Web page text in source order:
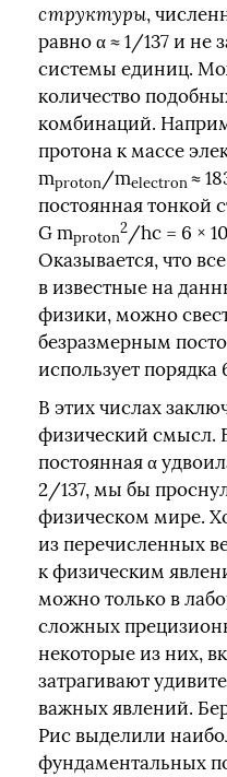
структуры,
равно α ≈ 1/137 и не
системы единиц.
количество
комбинаций.
протона к массе
mproton /melectron ≈
постоянная тонкой
G mproton
2 /hc = 6 × 10
Оказывается, что
в известные на
физики, можно
безразмерным
использует порядка
В этих числах
физический смысл.
постоянная α
2/137, мы бы
физическом мире.
из перечисленных
к физическим
можно только в
сложных
некоторые из них,
затрагивают
важных явлений.
Рис выделили
фундаментальных